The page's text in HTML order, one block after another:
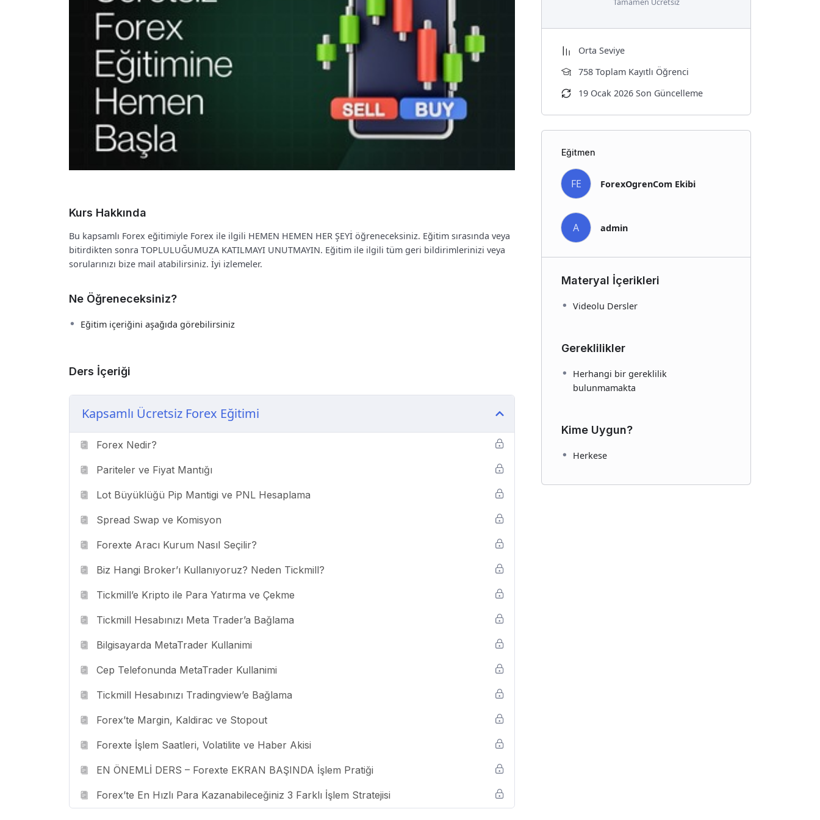
Kurs Hakkında
Bu kapsamlı Forex eğitimiyle Forex ile ilgili HEMEN HEMEN HER ŞEYİ öğreneceksiniz. Eğitim sırasında veya
bitirdikten sonra TOPLULUĞUMUZA KATILMAYI UNUTMAYIN. Eğitim ile ilgili tüm geri bildirimlerinizi veya
sorularınızı bize mail atabilirsiniz. İyi izlemeler.
Ne Öğreneceksiniz?
Eğitim içeriğini aşağıda görebilirsiniz
Ders İçeriği
Kapsamlı Ücretsiz Forex Eğitimi
Forex Nedir?
Pariteler ve Fiyat Mantığı
Lot Büyüklüğü Pip Mantigi ve PNL Hesaplama
Spread Swap ve Komisyon
Forexte Aracı Kurum Nasıl Seçilir?
Biz Hangi Broker’ı Kullanıyoruz? Neden Tickmill?
Tickmill’e Kripto ile Para Yatırma ve Çekme
Tickmill Hesabınızı Meta Trader’a Bağlama
Bilgisayarda MetaTrader Kullanimi
Cep Telefonunda MetaTrader Kullanimi
Tickmill Hesabınızı Tradingview’e Bağlama
Forex’te Margin, Kaldirac ve Stopout
Forexte İşlem Saatleri, Volatilite ve Haber Akisi
EN ÖNEMLİ DERS – Forexte EKRAN BAŞINDA İşlem Pratiği
Forex’te En Hızlı Para Kazanabileceğiniz 3 Farklı İşlem Stratejisi
Tamamen Ücretsiz
Orta Seviye
758 Toplam Kayıtlı Öğrenci
19 Ocak 2026 Son Güncelleme
Eğitmen
FE ForexOgrenCom Ekibi
A admin
Materyal İçerikleri
Videolu Dersler
Gereklilikler
Herhangi bir gereklilik
bulunmamakta
Kime Uygun?
Herkese